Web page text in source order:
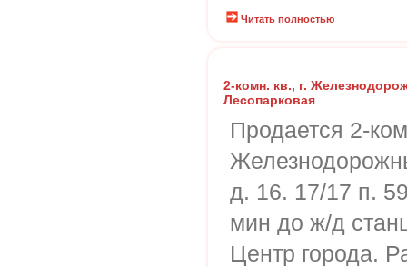
Читать полностью
2-комн. кв., г.
Лесопарковая
Продается 2-
д. 16. 17/17 п.
мин до ж/д
Центр города.